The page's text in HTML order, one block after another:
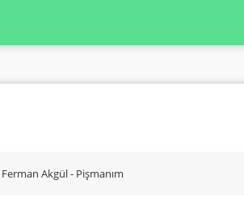
Ferman Akgül - Pişmanım